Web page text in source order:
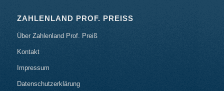
ZAHLENLAND PROF. PREISS
Über Zahlenland Prof. Preiß
Kontakt
Impressum
Datenschutzerklärung